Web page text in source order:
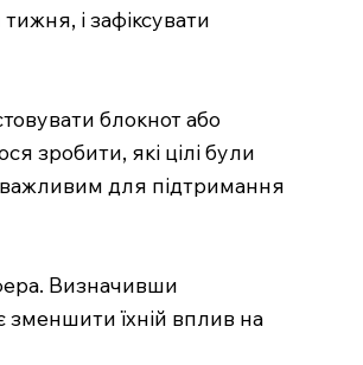
і зафіксувати
блокнот або
зробити, які цілі були
важливим для підтримання
Визначивши
їхній вплив на